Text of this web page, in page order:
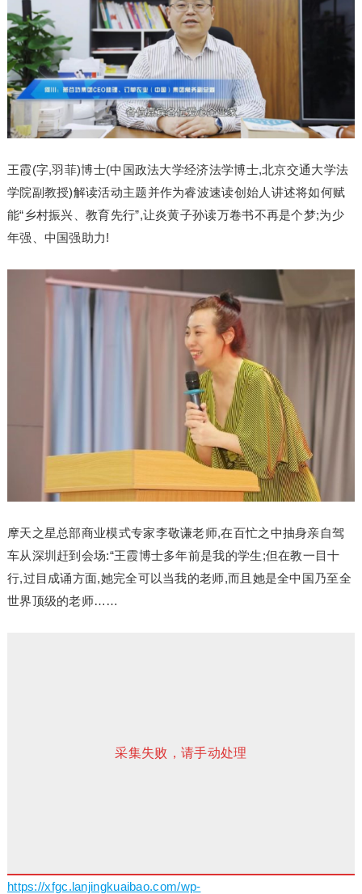
王霞(字,羽菲)博士(中国政法大学经济法学博士,北京交通大学法
学院副教授)解读活动主题并作为睿波速读创始人讲述将如何赋
能“乡村振兴、教育先行”,让炎黄子孙读万卷书不再是个梦;为少
年强、中国强助力!
摩天之星总部商业模式专家李敬谦老师,在百忙之中抽身亲自驾
车从深圳赶到会场:“王霞博士多年前是我的学生;但在教一目十
行,过目成诵方面,她完全可以当我的老师,而且她是全中国乃至全
世界顶级的老师……
采集失败，请手动处理
https://xfgc.lanjingkuaibao.com/wp-